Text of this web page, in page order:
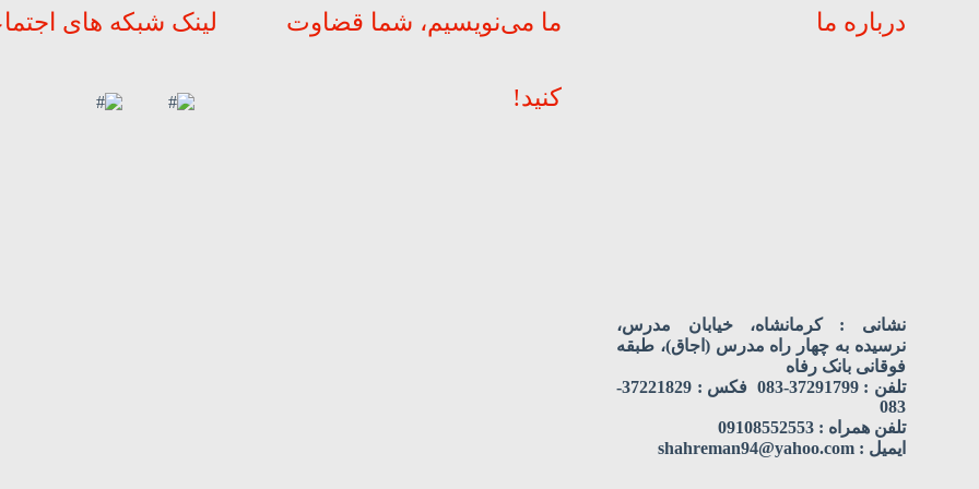
درباره ما
نشانی : کرمانشاه، خیابان مدرس،
نرسیده به چهار راه مدرس (اجاق)، طبقه
فوقانی بانک رفاه
تلفن : 37291799-083 فکس : 37221829-
083
تلفن همراه : 09108552553
ایمیل : shahreman94@yahoo.com
ما می‌نویسیم، شما قضاوت
کنید!
لینک شبکه های